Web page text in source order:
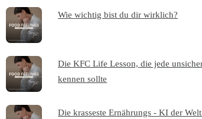
Wie wichtig bist du dir wirklich?
Die KFC Life Lesson, die jede
kennen sollte
Die krasseste Ernährungs - KI der